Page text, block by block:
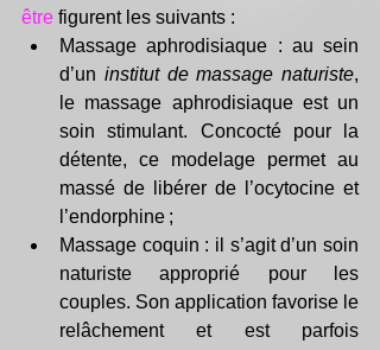
être figurent les suivants :
Massage aphrodisiaque : au sein
d’un institut de massage naturiste,
le massage aphrodisiaque est un
soin stimulant. Concocté pour la
détente, ce modelage permet au
massé de libérer de l’ocytocine et
l’endorphine ;
Massage coquin : il s’agit d’un soin
naturiste approprié pour les
couples. Son application favorise le
relâchement et est parfois